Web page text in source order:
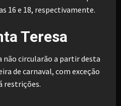
16 e 18, respectivamente.
Teresa
não circularão a partir desta
de carnaval, com exceção
restrições.